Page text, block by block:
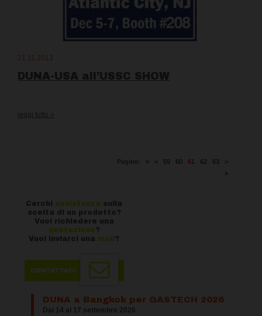
21.11.2013
DUNA-USA all’USSC SHOW
leggi tutto »
Pagine: « < 59 60 61 62 63
>
»
Cerchi assistenza sulla
scelta di un prodotto?
Vuoi richiedere una
quotazione?
Vuoi inviarci una mail ?
DUNA a Bangkok per GASTECH 2026
Dal 14 al 17 settembre 2026